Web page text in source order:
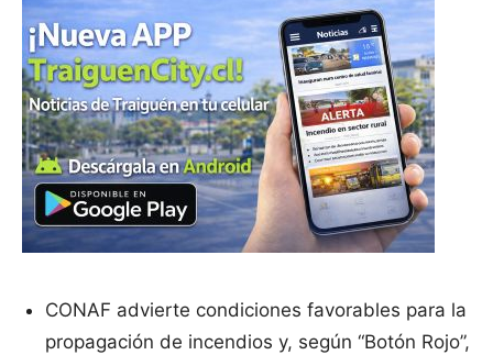
CONAF advierte condiciones favorables para la
propagación de incendios y, según “Botón Rojo”,